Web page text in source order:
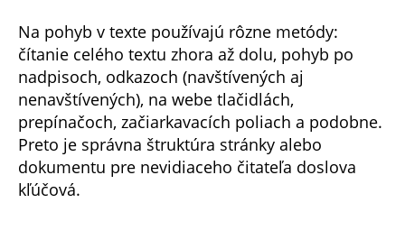
Na pohyb v texte používajú rôzne metódy:
čítanie celého textu zhora až dolu, pohyb po
nadpisoch, odkazoch (navštívených aj
nenavštívených), na webe tlačidlách,
prepínačoch, začiarkavacích poliach a podobne.
Preto je správna štruktúra stránky alebo
dokumentu pre nevidiaceho čitateľa doslova
kľúčová.